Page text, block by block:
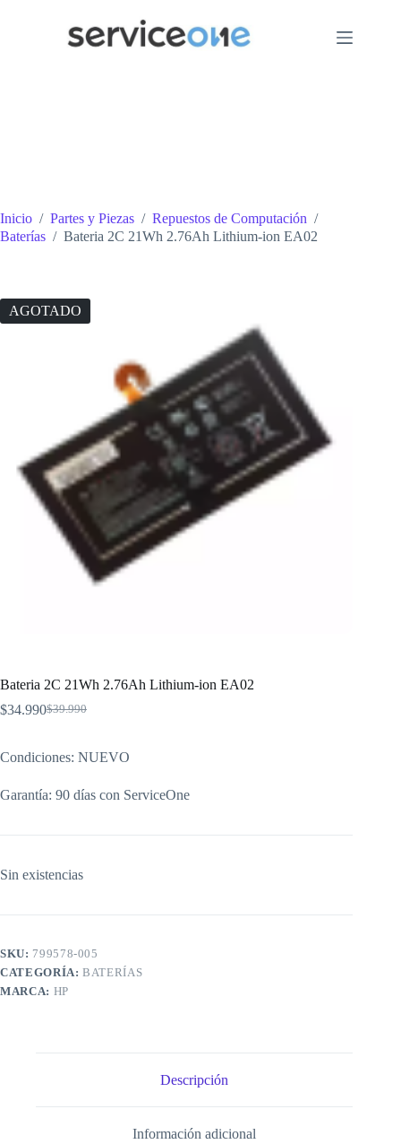
Inicio / Partes y Piezas / Repuestos de Computación /
Baterías / Bateria 2C 21Wh 2.76Ah Lithium-ion EA02
AGOTADO
Bateria 2C 21Wh 2.76Ah Lithium-ion EA02
$39.990
El
era:
$34.990El
es:
Condiciones: NUEVO
Garantía: 90 días con ServiceOne
Sin existencias
SKU: 799578-005
CATEGORÍA:BATERÍAS
MARCA: HP
Descripción
Información adicional